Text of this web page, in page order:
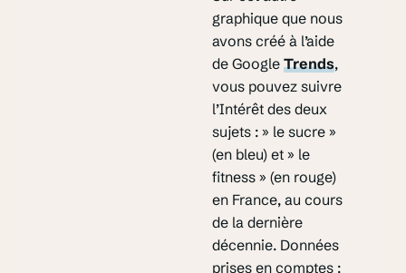
graphique que nous
avons créé à l’aide
de Google Trends,
vous pouvez suivre
l’Intérêt des deux
sujets : » le sucre »
(en bleu) et » le
fitness » (en rouge)
en France, au cours
de la dernière
décennie. Données
prises en comptes :